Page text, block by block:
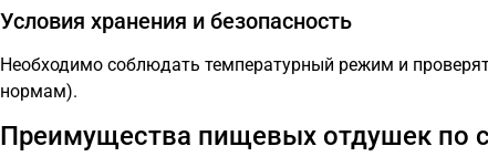
Условия хранения и безопасность
Необходимо соблюдать температурный режим и
нормам).
Преимущества пищевых отдушек по